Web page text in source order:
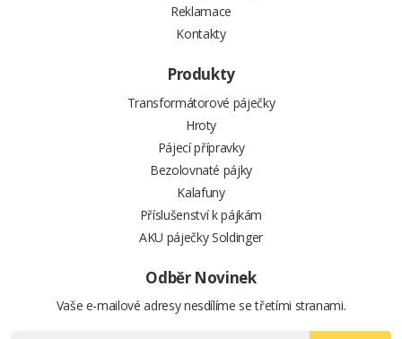
Reklamace
Kontakty
Produkty
Transformátorové páječky
Hroty
Pájecí přípravky
Bezolovnaté pájky
Kalafuny
Příslušenství k pájkám
AKU páječky Soldinger
Odběr Novinek
Vaše e-mailové adresy nesdílíme se třetími stranami.